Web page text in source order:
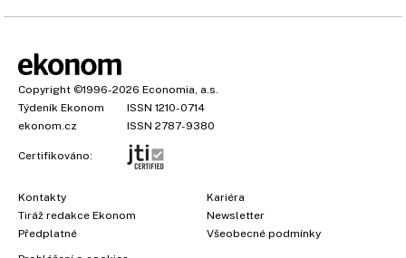
Copyright ©1996-2026 Economia, a.s.
Týdeník Ekonom
ISSN 1210-0714
ekonom.cz
ISSN 2787-9380
Certifikováno:
Kontakty
Tiráž redakce Ekonom
Předplatné
Kariéra
Newsletter
Všeobecné podmínky